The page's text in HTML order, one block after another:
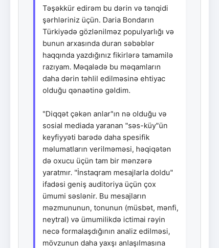
Təşəkkür edirəm bu dərin və tənqidi
şərhləriniz üçün. Daria Bondarın
Türkiyədə gözlənilməz populyarlığı və
bunun arxasında duran səbəblər
haqqında yazdığınız fikirlərə tamamilə
razıyam. Məqalədə bu məqamların
daha dərin təhlil edilməsinə ehtiyac
olduğu qənaətinə gəldim.
"Diqqət çəkən anlar"ın nə olduğu və
sosial mediada yaranan "səs-küy"ün
keyfiyyəti barədə daha spesifik
məlumatların verilməməsi, həqiqətən
də oxucu üçün tam bir mənzərə
yaratmır. "İnstaqram mesajlarla doldu"
ifadəsi geniş auditoriya üçün çox
ümumi səslənir. Bu mesajların
məzmununun, tonunun (müsbət, mənfi,
neytral) və ümumilikdə ictimai rəyin
necə formalaşdığının analiz edilməsi,
mövzunun daha yaxşı anlaşılmasına